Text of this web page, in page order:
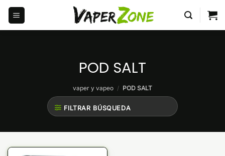
Saltar
contenido
POD SALT
vaper y vapeo / POD SALT
FILTRAR BÚSQUEDA